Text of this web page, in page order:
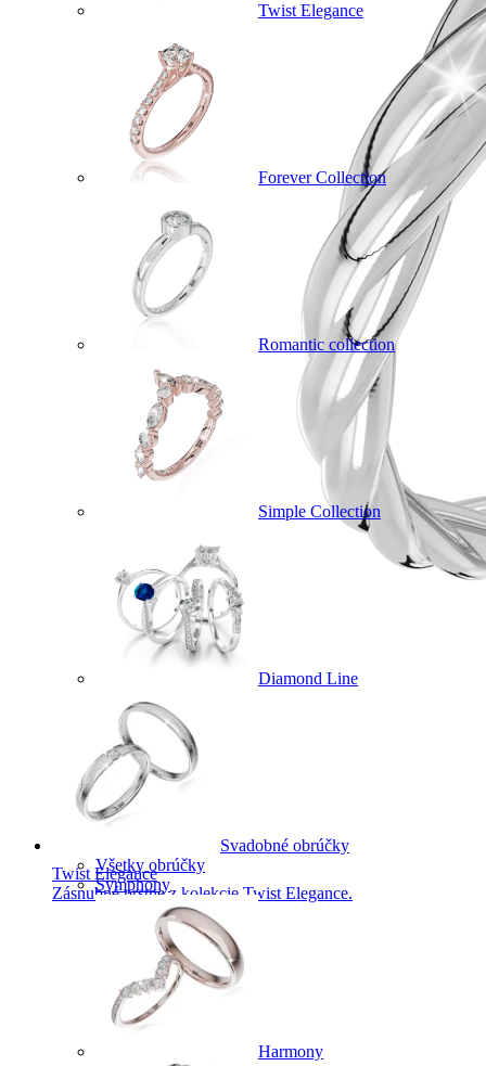
Twist Elegance
Zásnubné prstne z kolekcie Twist Elegance.
Twist Elegance
Forever Collection
Romantic collection
Simple Collection
Diamond Line
Svadobné obrúčky
Všetky obrúčky
Symphony
Harmony